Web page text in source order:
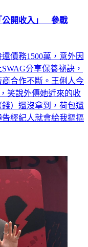
公開收入」 參戰
債務1500萬，意外因
分享保養祕訣，
合作不斷。王俐人今
笑說外傳她近來的收
）還沒拿到，荷包還
經紀人就會給我摳摳